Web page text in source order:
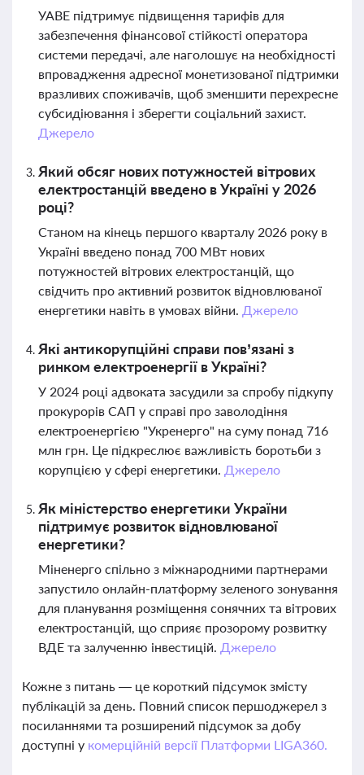
УАВЕ підтримує підвищення тарифів для
забезпечення фінансової стійкості оператора
системи передачі, але наголошує на необхідності
впровадження адресної монетизованої підтримки
вразливих споживачів, щоб зменшити перехресне
субсидіювання і зберегти соціальний захист.
Джерело
Який обсяг нових потужностей вітрових
електростанцій введено в Україні у 2026
році?
Станом на кінець першого кварталу 2026 року в
Україні введено понад 700 МВт нових
потужностей вітрових електростанцій, що
свідчить про активний розвиток відновлюваної
енергетики навіть в умовах війни. Джерело
Які антикорупційні справи пов’язані з
ринком електроенергії в Україні?
У 2024 році адвоката засудили за спробу підкупу
прокурорів САП у справі про заволодіння
електроенергією "Укренерго" на суму понад 716
млн грн. Це підкреслює важливість боротьби з
корупцією у сфері енергетики. Джерело
Як міністерство енергетики України
підтримує розвиток відновлюваної
енергетики?
Міненерго спільно з міжнародними партнерами
запустило онлайн-платформу зеленого зонування
для планування розміщення сонячних та вітрових
електростанцій, що сприяє прозорому розвитку
ВДЕ та залученню інвестицій. Джерело
Кожне з питань — це короткий підсумок змісту
публікацій за день. Повний список першоджерел з
посиланнями та розширений підсумок за добу
доступні у комерційній версії Платформи LIGA360.